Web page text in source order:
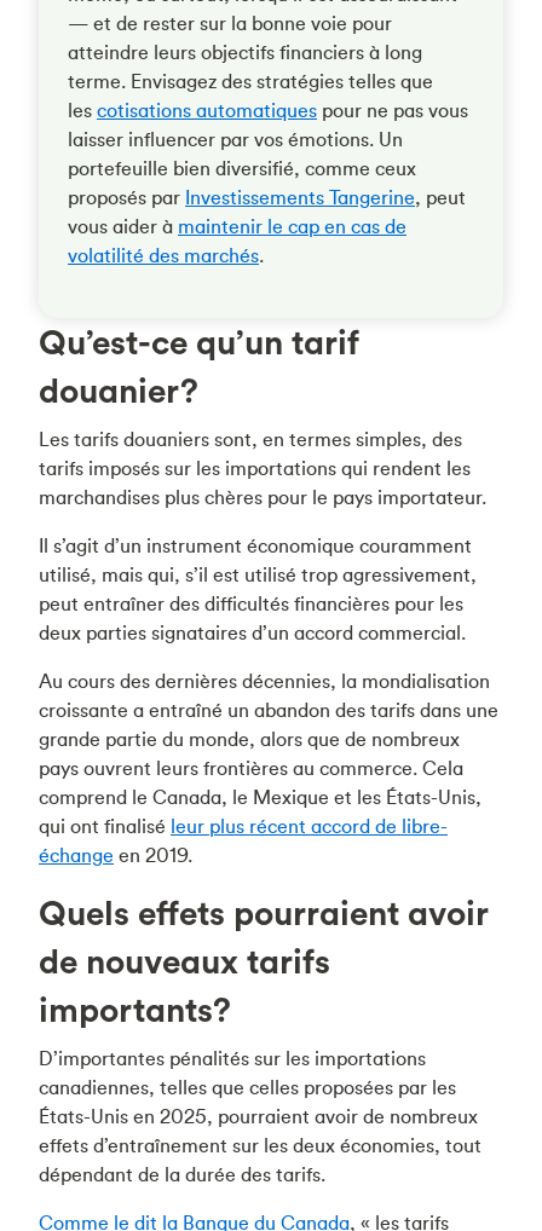
— et de rester sur la bonne voie pour
atteindre leurs objectifs financiers à long
terme. Envisagez des stratégies telles que
les cotisations automatiques pour ne pas vous
laisser influencer par vos émotions. Un
portefeuille bien diversifié, comme ceux
proposés par Investissements Tangerine, peut
vous aider à maintenir le cap en cas de
volatilité des marchés.
Qu’est-ce qu’un tarif
douanier?
Les tarifs douaniers sont, en termes simples, des
tarifs imposés sur les importations qui rendent les
marchandises plus chères pour le pays importateur.
Il s’agit d’un instrument économique couramment
utilisé, mais qui, s’il est utilisé trop agressivement,
peut entraîner des difficultés financières pour les
deux parties signataires d’un accord commercial.
Au cours des dernières décennies, la mondialisation
croissante a entraîné un abandon des tarifs dans une
grande partie du monde, alors que de nombreux
pays ouvrent leurs frontières au commerce. Cela
comprend le Canada, le Mexique et les États-Unis,
qui ont finalisé leur plus récent accord de libre-
échange en 2019.
Quels effets pourraient avoir
de nouveaux tarifs
importants?
D’importantes pénalités sur les importations
canadiennes, telles que celles proposées par les
États-Unis en 2025, pourraient avoir de nombreux
effets d’entraînement sur les deux économies, tout
dépendant de la durée des tarifs.
Comme le dit la Banque du Canada, « les tarifs